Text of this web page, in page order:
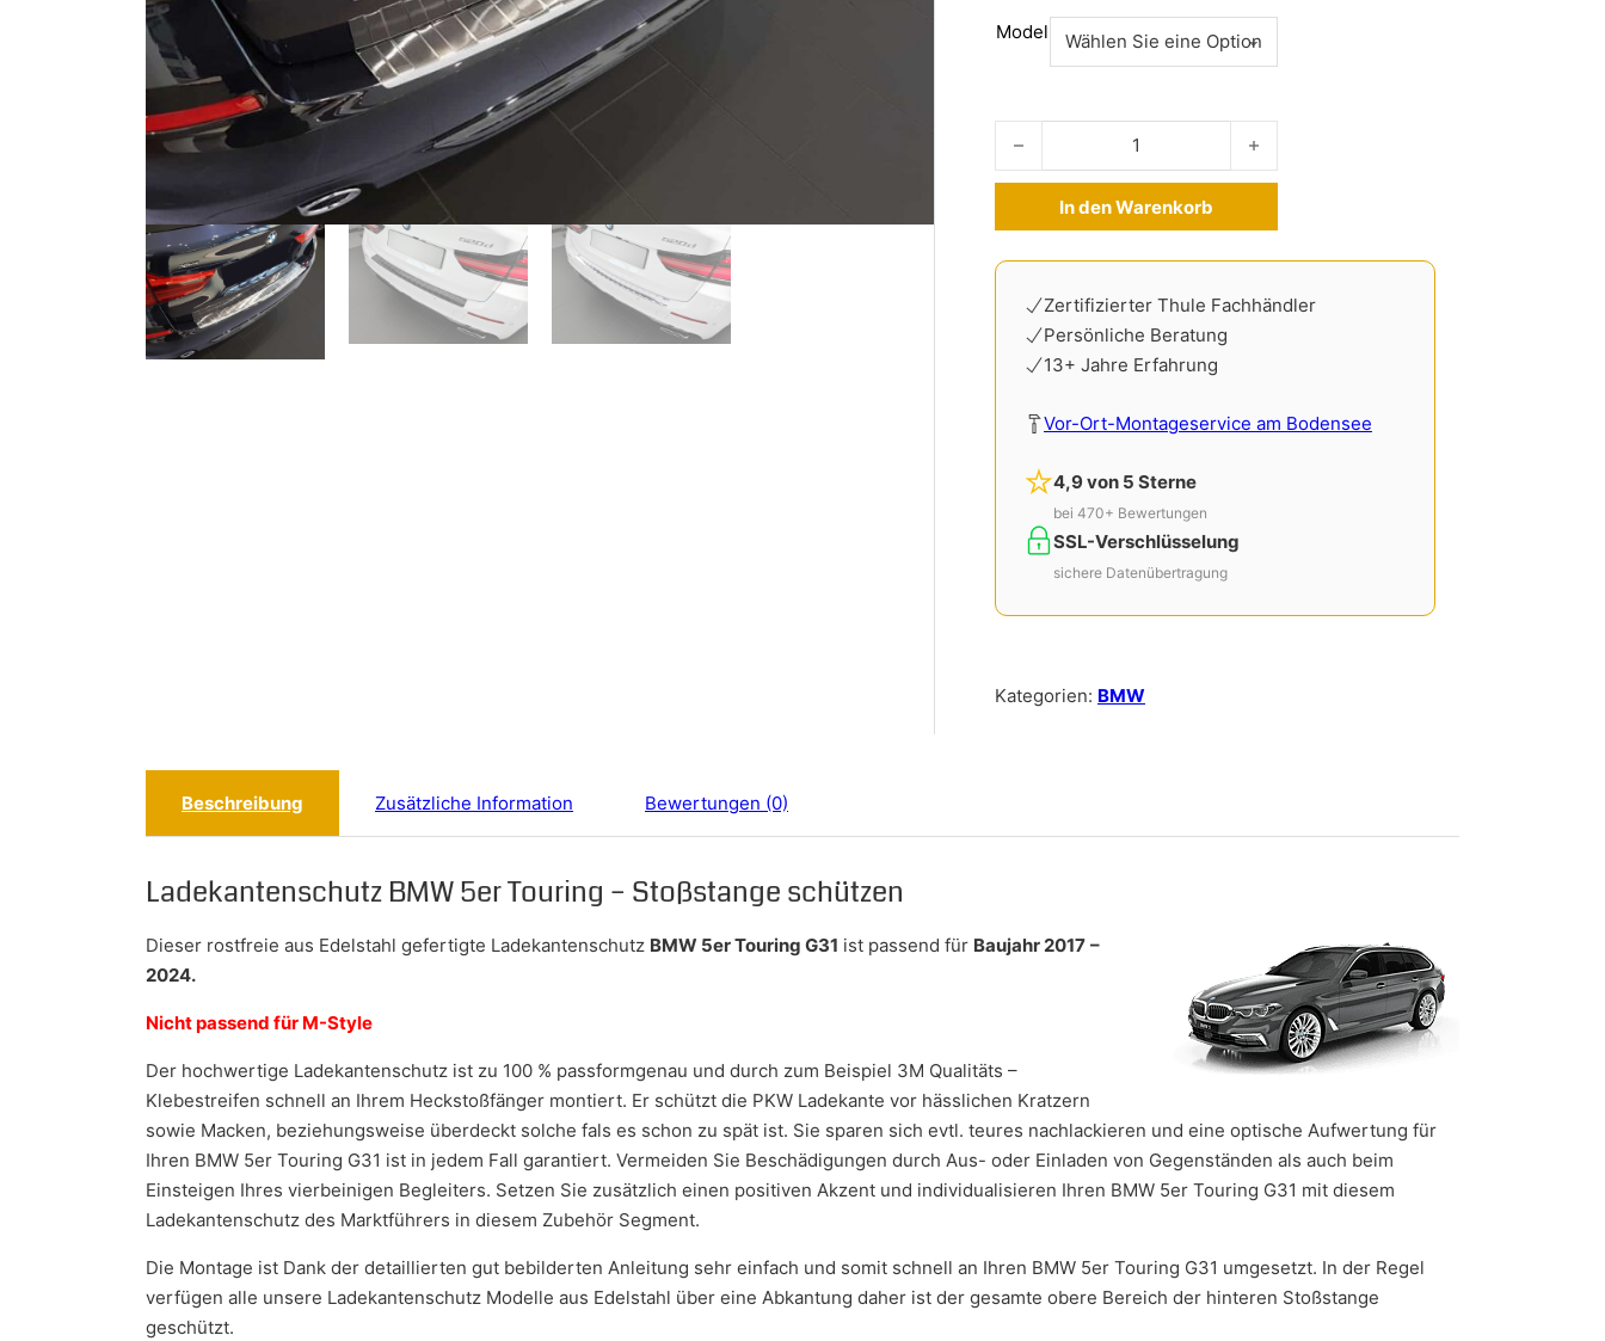
Model
Ladekantenschutz BMW 5er Touring G31 2017-2024 Edelstahl Menge
In den Warenkorb
Zertifizierter Thule Fachhändler
Persönliche Beratung
13+ Jahre Erfahrung
Vor-Ort-Montageservice am Bodensee
4,9 von 5 Sterne
bei 470+ Bewertungen
SSL-Verschlüsselung
sichere Datenübertragung
Kategorien: BMW
Beschreibung Zusätzliche Information Bewertungen (0)
Ladekantenschutz BMW 5er Touring – Stoßstange schützen
Dieser rostfreie aus Edelstahl gefertigte Ladekantenschutz BMW 5er Touring G31 ist passend für Baujahr 2017 –
2024.
Nicht passend für M-Style
Der hochwertige Ladekantenschutz ist zu 100 % passformgenau und durch zum Beispiel 3M Qualitäts –
Klebestreifen schnell an Ihrem Heckstoßfänger montiert. Er schützt die PKW Ladekante vor hässlichen Kratzern
sowie Macken, beziehungsweise überdeckt solche fals es schon zu spät ist. Sie sparen sich evtl. teures nachlackieren und eine optische Aufwertung für
Ihren BMW 5er Touring G31 ist in jedem Fall garantiert. Vermeiden Sie Beschädigungen durch Aus- oder Einladen von Gegenständen als auch beim
Einsteigen Ihres vierbeinigen Begleiters. Setzen Sie zusätzlich einen positiven Akzent und individualisieren Ihren BMW 5er Touring G31 mit diesem
Ladekantenschutz des Marktführers in diesem Zubehör Segment.
Die Montage ist Dank der detaillierten gut bebilderten Anleitung sehr einfach und somit schnell an Ihren BMW 5er Touring G31 umgesetzt. In der Regel
verfügen alle unsere Ladekantenschutz Modelle aus Edelstahl über eine Abkantung daher ist der gesamte obere Bereich der hinteren Stoßstange
geschützt.